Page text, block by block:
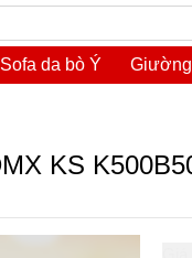
Sofa da bò Ý
KS